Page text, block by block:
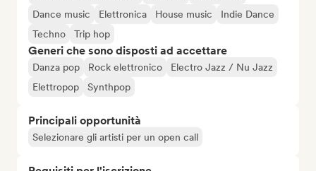
Dance music
Elettronica House music
Indie Dance
Techno
Trip hop
Generi che sono disposti ad accettare
Danza pop Rock elettronico
Electro Jazz / Nu Jazz
Elettropop
Synthpop
Principali opportunità
Selezionare gli artisti per un open call